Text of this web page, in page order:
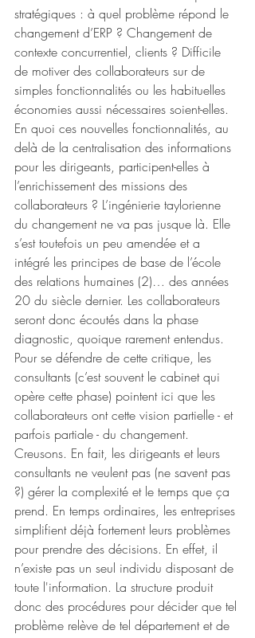
stratégiques : à quel problème répond le
changement d’ERP ? Changement de
contexte concurrentiel, clients ? Difficile
de motiver des collaborateurs sur de
simples fonctionnalités ou les habituelles
économies aussi nécessaires soient-elles.
En quoi ces nouvelles fonctionnalités, au
delà de la centralisation des informations
pour les dirigeants, participent-elles à
l’enrichissement des missions des
collaborateurs ? L’ingénierie taylorienne
du changement ne va pas jusque là. Elle
s’est toutefois un peu amendée et a
intégré les principes de base de l’école
des relations humaines (2)… des années
20 du siècle dernier. Les collaborateurs
seront donc écoutés dans la phase
diagnostic, quoique rarement entendus.
Pour se défendre de cette critique, les
consultants (c’est souvent le cabinet qui
opère cette phase) pointent ici que les
collaborateurs ont cette vision partielle - et
parfois partiale - du changement.
Creusons. En fait, les dirigeants et leurs
consultants ne veulent pas (ne savent pas
?) gérer la complexité et le temps que ça
prend. En temps ordinaires, les entreprises
simplifient déjà fortement leurs problèmes
pour prendre des décisions. En effet, il
n’existe pas un seul individu disposant de
toute l'information. La structure produit
donc des procédures pour décider que tel
problème relève de tel département et de